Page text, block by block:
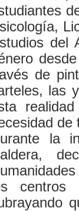
del
de
las
de
la